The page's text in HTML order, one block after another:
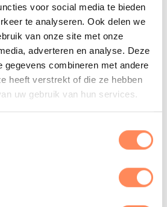
voor social media te bieden
te analyseren. Ook delen we
van onze site met onze
adverteren en analyse. Deze
gegevens combineren met andere
heeft verstrekt of die ze hebben
uw gebruik van hun services.
of in te zien. Je hebt
om je toestemming voor de
in te trekken of bezwaar te
van jouw
door Kidsproof. Als laatste heb
kunt opvragen die
We streven ernaar om zo snel
Je hebt de mogelijkheid om